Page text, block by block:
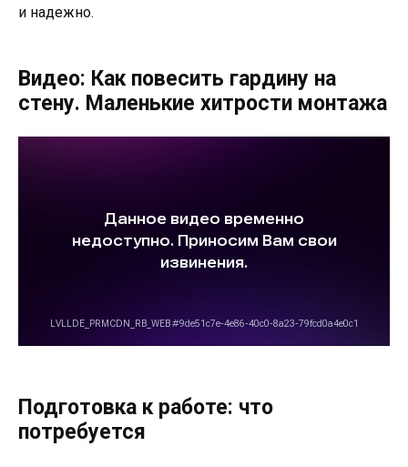
и надежно.
Видео: Как повесить гардину на
стену. Маленькие хитрости монтажа
Подготовка к работе: что
потребуется